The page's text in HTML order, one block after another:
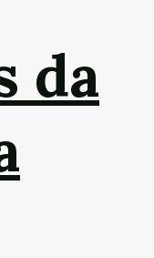
da